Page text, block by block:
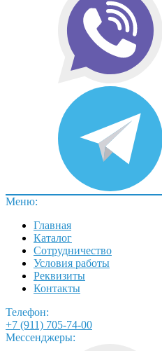
Меню:
Главная
Каталог
Сотрудничество
Условия работы
Реквизиты
Контакты
Телефон:
+7 (911) 705-74-00
Мессенджеры: